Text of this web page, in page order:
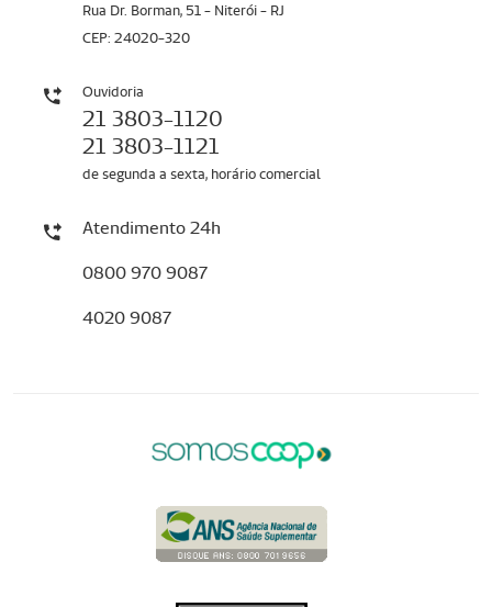
Rua Dr. Borman, 51 - Niterói - RJ
CEP: 24020-320
Ouvidoria
21 3803-1120
21 3803-1121
de segunda a sexta, horário comercial
Atendimento 24h
0800 970 9087
4020 9087